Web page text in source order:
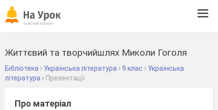
Життєвий та творчийшлях Миколи Гоголя
Бібліотека Українська література 9 клас
Українська
література
Презентації
Про матеріал